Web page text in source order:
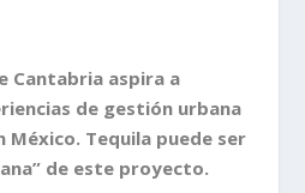
Cantabria aspira a
de gestión urbana
México. Tequila puede ser
de este proyecto.